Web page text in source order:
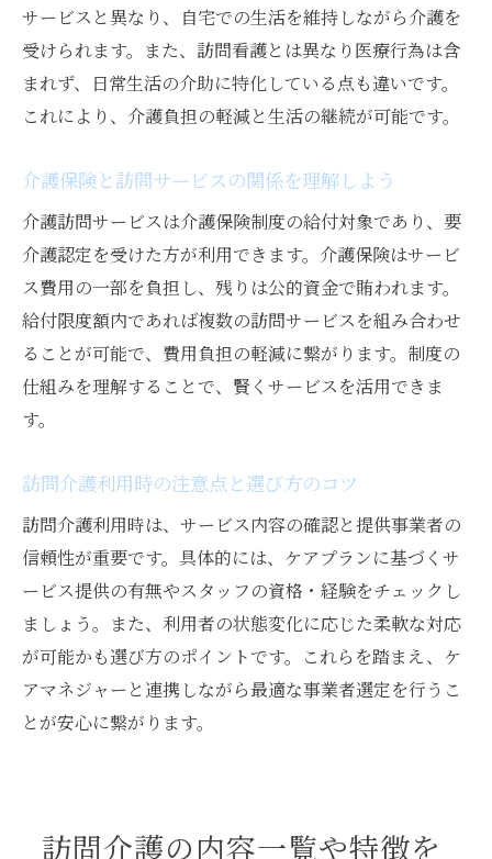
訪問介護を受けるには何が必要かを整理
介護サービス選びで抑えておきたい注意事
項
訪問サービス利用の流れと準備するべきこ
訪問介護サービス利用時のよくある疑問を
解消
訪問介護の料金相場や費用構造を読み解く
介護訪問サービスの料金体系を徹底解説
訪問介護の料金相場と費用負担を知るポイ
理解
介護保険適用時の訪問サービス料金の考え
方
訪問介護の月額料金目安と費用削減のコツ
介護訪問サービスの料金比較で賢く選ぶ
受けられる訪問介護内容とできないことの違い
介護訪問サービスでできることと制限を解
説
介護訪問サービスの範囲と受けられない支
サービスと異なり、自宅での生活を維持しながら介護を
受けられます。また、訪問看護とは異なり医療行為は含
まれず、日常生活の介助に特化している点も違いです。
これにより、介護負担の軽減と生活の継続が可能です。
介護保険と訪問サービスの関係を理解しよう
介護訪問サービスは介護保険制度の給付対象であり、要
介護認定を受けた方が利用できます。介護保険はサービ
ス費用の一部を負担し、残りは公的資金で賄われます。
給付限度額内であれば複数の訪問サービスを組み合わせ
ることが可能で、費用負担の軽減に繋がります。制度の
仕組みを理解することで、賢くサービスを活用できま
す。
訪問介護利用時の注意点と選び方のコツ
訪問介護利用時は、サービス内容の確認と提供事業者の
信頼性が重要です。具体的には、ケアプランに基づくサ
ービス提供の有無やスタッフの資格・経験をチェックし
ましょう。また、利用者の状態変化に応じた柔軟な対応
が可能かも選び方のポイントです。これらを踏まえ、ケ
アマネジャーと連携しながら最適な事業者選定を行うこ
とが安心に繋がります。
訪問介護の内容一覧や特徴を